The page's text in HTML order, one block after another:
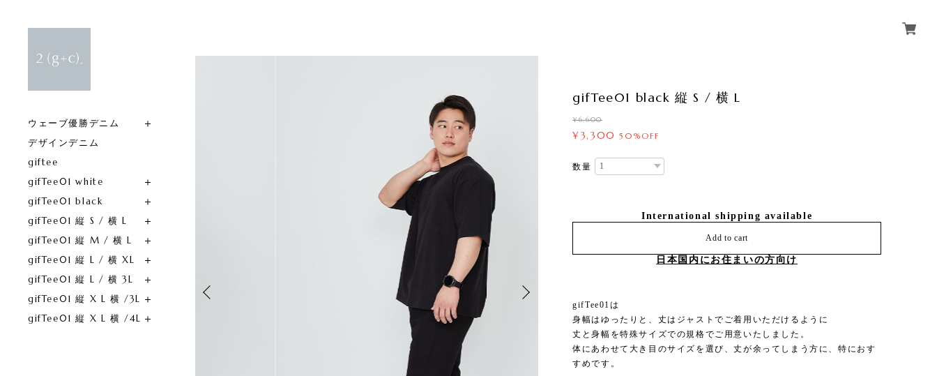
ウェーブ優勝デニム
デザインデニム
giftee
gifTee01 white
gifTee01 black
gifTee01 縦 S / 横 L
gifTee01 縦 M / 横 L
gifTee01 縦 L / 横 XL
gifTee01 縦 L / 横 3L
gifTee01 縦 X L 横 /3L
gifTee01 縦 X L 横 /4L
gifTee01 black 縦 S / 横 L
¥6,600
¥3,300 50%OFF
数量
International shipping available
Add to cart
日本国内にお住まいの方向け
gifTee01は
身幅はゆったりと、丈はジャストでご着用いただけるように
丈と身幅を特殊サイズでの規格でご用意いたしました。
体にあわせて大き目のサイズを選び、丈が余ってしまう方に、特におす
すめです。